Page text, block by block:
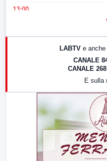
13:00
LABTV e
CANALE
CANALE 268
E sulla